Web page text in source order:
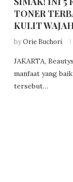
TONER
KULIT
byOrie Buchori
JAKARTA,
manfaat yang
tersebut…